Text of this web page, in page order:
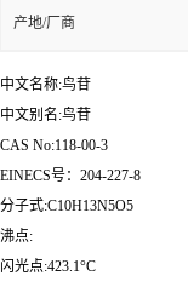
产地/厂商
中文名称:鸟苷
中文别名:鸟苷
CAS No:118-00-3
EINECS号：204-227-8
分子式:C10H13N5O5
沸点:
闪光点:423.1°C